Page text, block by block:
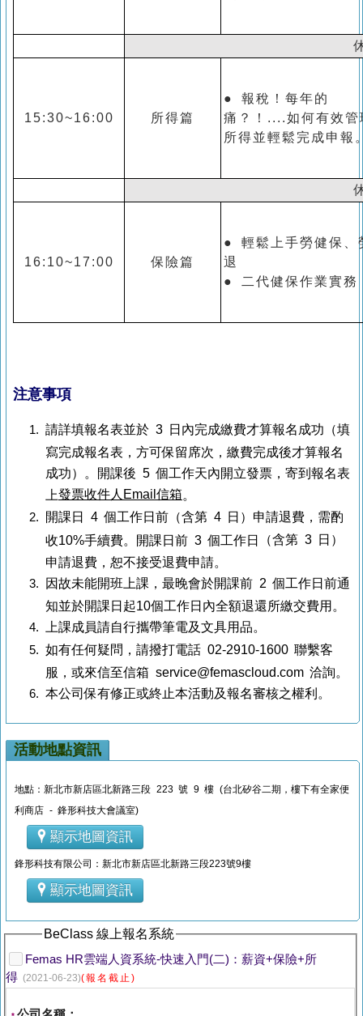
15:30~16:00 所得篇
● 報稅！每年的
痛？！....如何有效管
所得並輕鬆完成申報
16:10~17:00 保險篇
● 輕鬆上手勞健保、
退
● 二代健保作業實務
注意事項
請詳填報名表並於 3 日內完成繳費才算報名成功（填
寫完成報名表，方可保留席次，繳費完成後才算報名
成功）。開課後 5 個工作天內開立發票，寄到報名表
上發票收件人Email信箱。
開課日 4 個工作日前（含第 4 日）申請退費，需酌
收10%手續費。開課日前 3 個工作日 （含第 3 日）
申請退費，恕不接受退費申請。
因故未能開班上課，最晚會於開課前 2 個工作日前通
知並於開課日起10個工作日內全額退還所繳交費用。
上課成員請自行攜帶筆電及文具用品。
如有任何疑問，請撥打電話 02-2910-1600 聯繫客
服，或來信至信箱 service@femascloud.com 洽詢。
本公司保有修正或終止本活動及報名審核之權利。
活動地點資訊
地點：新北市新店區北新路三段 223 號 9 樓 (台北矽谷二期，樓下有全家便
利商店 - 鋒形科技大會議室)
顯示地圖資訊
鋒形科技有限公司：新北市新店區北新路三段223號9樓
顯示地圖資訊
BeClass 線上報名系統
Femas HR雲端人資系統-快速入門(二)：薪資+保險+所
得 (2021-06-23)(報名截止)